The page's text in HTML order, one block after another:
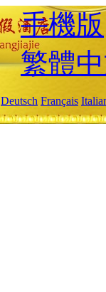
手機版
繁體
Deutsch Français